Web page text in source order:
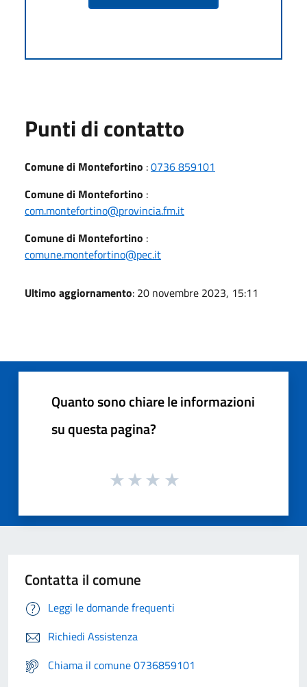
Punti di contatto
Comune di Montefortino :0736 859101
Comune di Montefortino :
com.montefortino@provincia.fm.it
Comune di Montefortino :
comune.montefortino@pec.it
Ultimo aggiornamento: 20 novembre 2023, 15:11
Quanto sono chiare le informazioni
su questa pagina?
Contatta il comune
Leggi le domande frequenti
Richiedi Assistenza
Chiama il comune 0736859101